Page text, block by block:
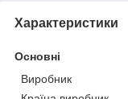
Характеристики
Основні
Виробник